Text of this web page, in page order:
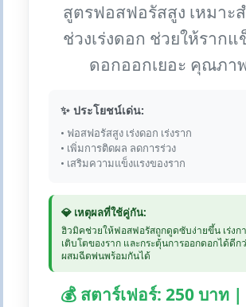
สูตรฟอสฟอรัสสูง เหมาะ
ช่วงเร่งดอก ช่วยให้รากแ
ดอกออกเยอะ คุณภา
✨ ประโยชน์เด่น:
• ฟอสฟอรัสสูง เร่งดอก เร่งราก
• เพิ่มการติดผล ลดการร่วง
• เสริมความแข็งแรงของราก
💎 เหตุผลที่ใช้คู่กัน:
ฮิวมิคช่วยให้ฟอสฟอรัสถูกดูดซับง่ายขึ้น เร่งก
เติบโตของราก และกระตุ้นการออกดอกได้ดีก
ผสมฉีดพ่นพร้อมกันได้
💰 สตาร์เฟอร์: 250 บาท